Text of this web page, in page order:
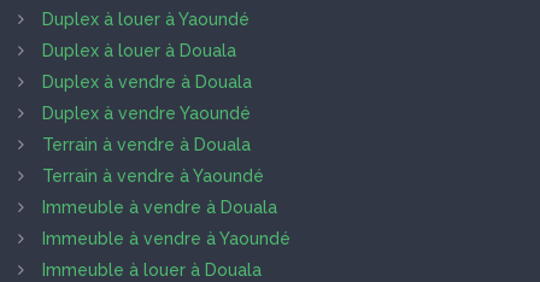
Duplex à louer à Yaoundé
Duplex à louer à Douala
Duplex à vendre à Douala
Duplex à vendre Yaoundé
Terrain à vendre à Douala
Terrain à vendre à Yaoundé
Immeuble à vendre à Douala
Immeuble à vendre à Yaoundé
Immeuble à louer à Douala